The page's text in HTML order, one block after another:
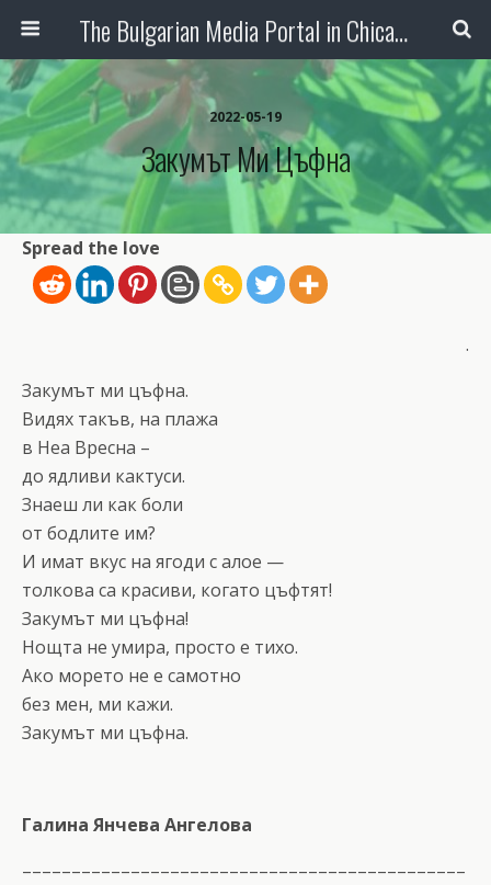
The Bulgarian Media Portal in Chicago
2022-05-19
Закумът Ми Цъфна
Spread the love
.
Закумът ми цъфна.
Видях такъв, на плажа
в Неа Вресна –
до ядливи кактуси.
Знаеш ли как боли
от бодлите им?
И имат вкус на ягоди с алое —
толкова са красиви, когато цъфтят!
Закумът ми цъфна!
Нощта не умира, просто е тихо.
Ако морето не е самотно
без мен, ми кажи.
Закумът ми цъфна.
Галина Янчева Ангелова
–––––––––––––––––––––––––––––––––––––––––––––